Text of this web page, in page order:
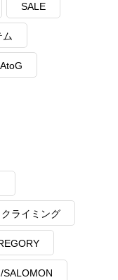
SALE
ム
クライミング
SALOMON